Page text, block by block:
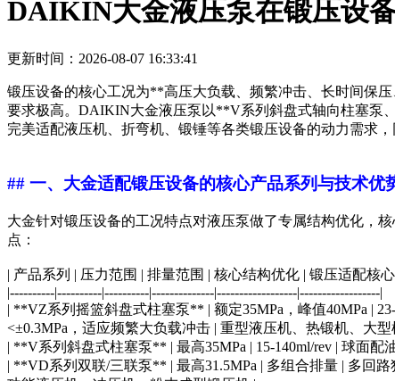
DAIKIN大金液压泵在锻压设
更新时间：2026-08-07 16:33:41
锻压设备的核心工况为**高压大负载、频繁冲击、长时间保
要求极高。DAIKIN大金液压泵以**V系列斜盘式轴向柱塞泵
完美适配液压机、折弯机、锻锤等各类锻压设备的动力需求
## 一、大金适配锻压设备的核心产品系列与技术优
大金针对锻压设备的工况特点对液压泵做了专属结构优化，
点：
| 产品系列 | 压力范围 | 排量范围 | 核心结构优化 | 锻压适配核
|----------|----------|----------|--------------|------------------|------------------|
| **VZ系列摇篮斜盘式柱塞泵** | 额定35MPa，峰值40MPa |
<±0.3MPa，适应频繁大负载冲击 | 重型液压机、热锻机、大型
| **V系列斜盘式柱塞泵** | 最高35MPa | 15-140ml/rev | 球面
| **VD系列双联/三联泵** | 最高31.5MPa | 多组合排量 | 多回